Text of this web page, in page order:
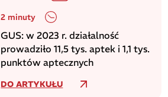
2 minuty
GUS: w 2023 r. działalność
prowadziło 11,5 tys. aptek i 1,1 tys.
punktów aptecznych
DO ARTYKUŁU